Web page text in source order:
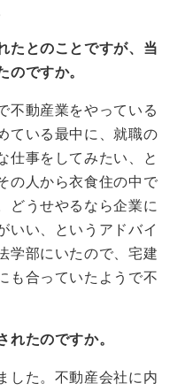
たとのことですが、当
ですか。
不動産業をやっている
ている最中に、就職の
仕事をしてみたい、と
の人から衣食住の中で
どうせやるなら企業に
いい、というアドバイ
学部にいたので、宅建
も合っていたようで不
たのですか。
した。不動産会社に内